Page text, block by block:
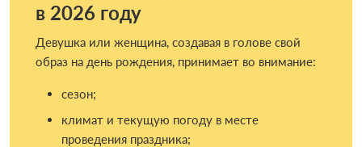
в 2026 году
Девушка или женщина, создавая в голове свой
образ на день рождения, принимает во внимание:
сезон;
климат и текущую погоду в месте
проведения праздника;